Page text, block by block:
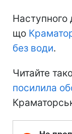
Наступного
що
без води.
Читайте
посилила